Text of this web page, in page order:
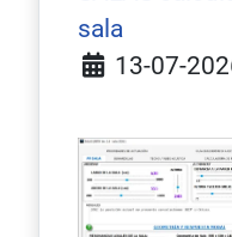
sala
Detalles
13-07-